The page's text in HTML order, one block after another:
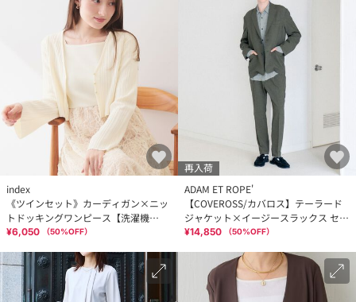
index
《ツインセット》カーディガン×ニッ
トドッキングワンピース【洗濯機
OK】
¥6,050 （50%OFF）
再入荷
ADAM ET ROPE'
【COVEROSS/カバロス】テーラード
ジャケット×イージースラックス セッ
トアップ
¥14,850 （50%OFF）